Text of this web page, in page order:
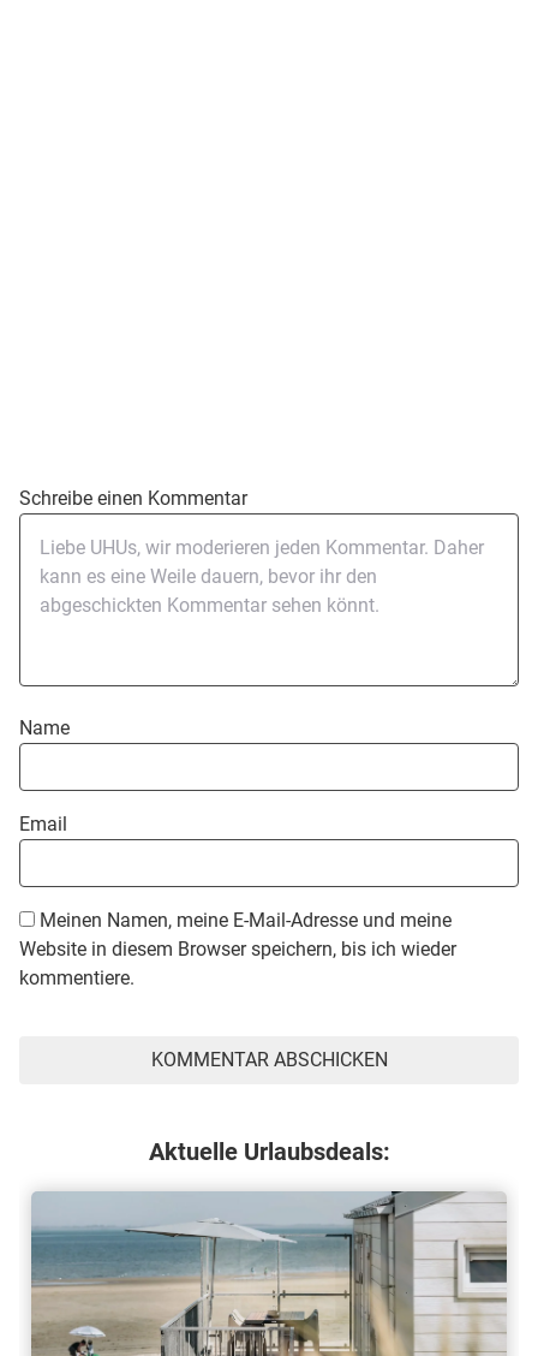
Schreibe einen Kommentar
Name
Email
Meinen Namen, meine E-Mail-Adresse und meine
Website in diesem Browser speichern, bis ich wieder
kommentiere.
Aktuelle Urlaubsdeals: